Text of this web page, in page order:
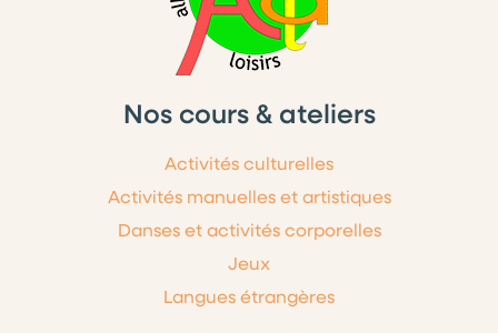
Nos cours & ateliers
Activités culturelles
Activités manuelles et artistiques
Danses et activités corporelles
Jeux
Langues étrangères